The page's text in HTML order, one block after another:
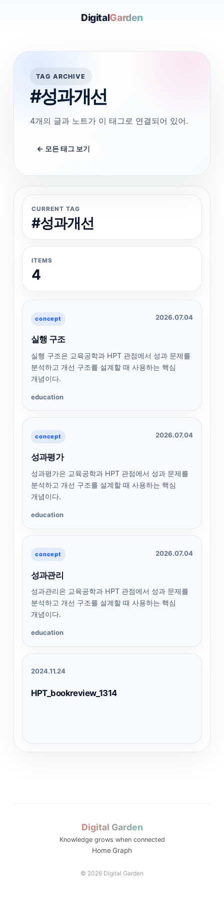
DigitalGarden
TAG ARCHIVE
#성과개선
4개의 글과 노트가 이 태그로 연결되어 있어.
← 모든 태그 보기
CURRENT TAG
#성과개선
ITEMS
4
concept 2026.07.04
실행 구조
실행 구조은 교육공학과 HPT 관점에서 성과 문제를
분석하고 개선 구조를 설계할 때 사용하는 핵심
개념이다.
education
concept 2026.07.04
성과평가
성과평가은 교육공학과 HPT 관점에서 성과 문제를
분석하고 개선 구조를 설계할 때 사용하는 핵심
개념이다.
education
concept 2026.07.04
성과관리
성과관리은 교육공학과 HPT 관점에서 성과 문제를
분석하고 개선 구조를 설계할 때 사용하는 핵심
개념이다.
education
2024.11.24
HPT_bookreview_1314
Digital Garden
Knowledge grows when connected
HomeGraph
© 2026 Digital Garden